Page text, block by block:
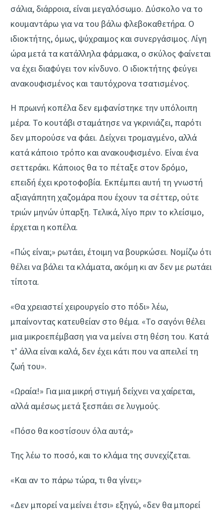
σάλια, διάρροια, είναι μεγαλόσωμο. Δύσκολο να το
κουμαντάρω για να του βάλω φλεβοκαθετήρα. Ο
ιδιοκτήτης, όμως, ψύχραιμος και συνεργάσιμος. Λίγη
ώρα μετά τα κατάλληλα φάρμακα, ο σκύλος φαίνεται
να έχει διαφύγει τον κίνδυνο. Ο ιδιοκτήτης φεύγει
ανακουφισμένος και ταυτόχρονα τσατισμένος.
Η πρωινή κοπέλα δεν εμφανίστηκε την υπόλοιπη
μέρα. Το κουτάβι σταμάτησε να γκρινιάζει, παρότι
δεν μπορούσε να φάει. Δείχνει τρομαγμένο, αλλά
κατά κάποιο τρόπο και ανακουφισμένο. Είναι ένα
σεττεράκι. Κάποιος θα το πέταξε στον δρόμο,
επειδή έχει κροτοφοβία. Εκπέμπει αυτή τη γνωστή
αξιαγάπητη χαζομάρα που έχουν τα σέττερ, ούτε
τριών μηνών ύπαρξη. Τελικά, λίγο πριν το κλείσιμο,
έρχεται η κοπέλα.
«Πώς είναι;» ρωτάει, έτοιμη να βουρκώσει. Νομίζω ότι
θέλει να βάλει τα κλάματα, ακόμη κι αν δεν με ρωτάει
τίποτα.
«Θα χρειαστεί χειρουργείο στο πόδι» λέω,
μπαίνοντας κατευθείαν στο θέμα. «Το σαγόνι θέλει
μια μικροεπέμβαση για να μείνει στη θέση του. Κατά
τ’ άλλα είναι καλά, δεν έχει κάτι που να απειλεί τη
ζωή του».
«Ωραία!» Για μια μικρή στιγμή δείχνει να χαίρεται,
αλλά αμέσως μετά ξεσπάει σε λυγμούς.
«Πόσο θα κοστίσουν όλα αυτά;»
Της λέω το ποσό, και το κλάμα της συνεχίζεται.
«Και αν το πάρω τώρα, τι θα γίνει;»
«Δεν μπορεί να μείνει έτσι» εξηγώ, «δεν θα μπορεί